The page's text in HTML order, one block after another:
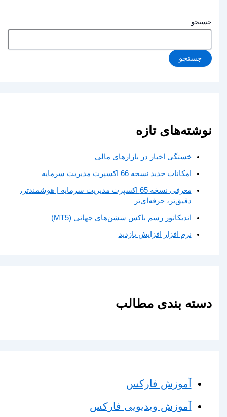
جستجو
جستجو
نوشته‌های تازه
خستگی اخبار در بازارهای مالی
امکانات جدید نسخه 66 اکسپرت مدیریت سرمایه
معرفی نسخه 65 اکسپرت مدیریت سرمایه | هوشمندتر،
دقیق‌تر، حرفه‌ای‌تر
اندیکاتور رسم باکس سشن‌های جهانی (MT5)
نرم افزار افزایش بازدید
دسته بندی مطالب
آموزش فارکس
آموزش ویدیویی فارکس